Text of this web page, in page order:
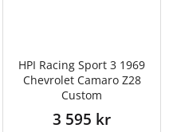
HPI Racing Sport 3 1969
Chevrolet Camaro Z28
Custom
3 595 kr